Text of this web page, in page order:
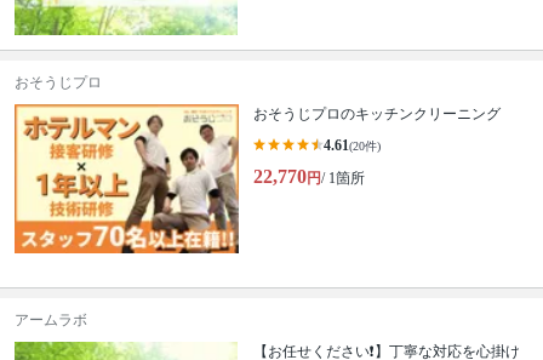
おそうじプロ
おそうじプロのキッチンクリーニング
4.61(20件)
22,770円/ 1箇所
アームラボ
【お任せください❗️】丁寧な対応を心掛け